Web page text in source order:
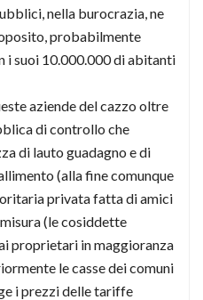
nella burocrazia, ne
probabilmente
i suoi 10.000.000 di abitanti
aziende del cazzo oltre
di controllo che
di lauto guadagno e di
(alla fine comunque
privata fatta di amici
(le cosiddette
proprietari in maggioranza
le casse dei comuni
i prezzi delle tariffe